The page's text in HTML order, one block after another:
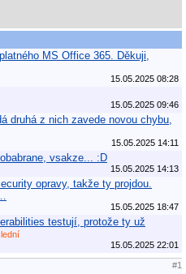
MS Office 365. Děkuji,
15.05.2025 08:28
15.05.2025 09:46
druhá z nich zavede novou chybu,
15.05.2025 14:11
vsakze... :D
15.05.2025 14:13
opravy, takže ty projdou.
15.05.2025 18:47
testují, protože ty už
15.05.2025 22:01
#1